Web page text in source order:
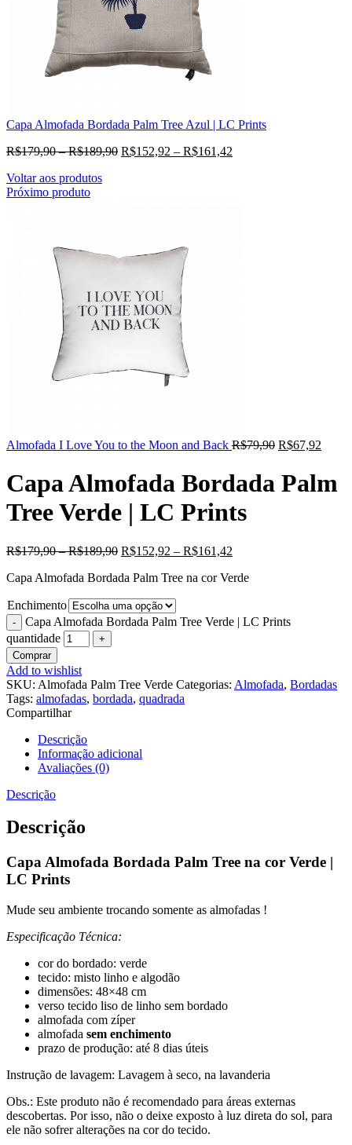
Capa Almofada Bordada Palm Tree Azul | LC Prints
R$179,90–R$189,90 R$152,92 – R$161,42
Voltar aos produtos
Próximo produto
Almofada I Love You to the Moon and Back R$79,90 R$67,92
Capa Almofada Bordada Palm
Tree Verde | LC Prints
R$179,90–R$189,90 R$152,92 – R$161,42
Capa Almofada Bordada Palm Tree na cor Verde
Enchimento
Capa Almofada Bordada Palm Tree Verde | LC Prints
quantidade
Comprar
Add to wishlist
SKU: Almofada Palm Tree Verde Categorias: Almofada, Bordadas
Tags: almofadas, bordada, quadrada
Compartilhar
Descrição
Informação adicional
Avaliações (0)
Descrição
Descrição
Capa Almofada Bordada Palm Tree na cor Verde |
LC Prints
Mude seu ambiente trocando somente as almofadas !
Especificação Técnica:
cor do bordado: verde
tecido: misto linho e algodão
dimensões: 48×48 cm
verso tecido liso de linho sem bordado
almofada com zíper
almofada sem enchimento
prazo de produção: até 8 dias úteis
Instrução de lavagem: Lavagem à seco, na lavanderia
Obs.: Este produto não é recomendado para áreas externas
descobertas. Por isso, não o deixe exposto à luz direta do sol, para
ele não sofrer alterações na cor do tecido.